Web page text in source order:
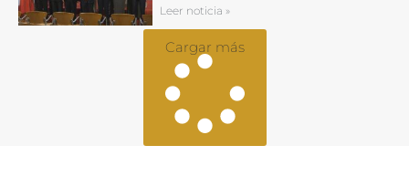
Leer noticia »
Cargar más